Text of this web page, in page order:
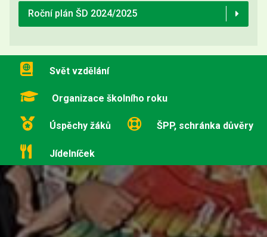
Roční plán ŠD 2024/2025
Svět vzdělání
Organizace školního roku
Úspěchy žáků ŠPP, schránka důvěry
Jídelníček